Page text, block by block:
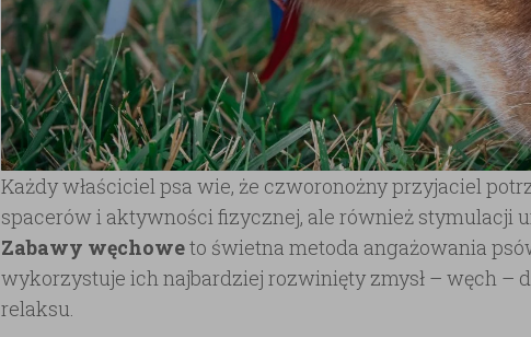
Każdy właściciel psa wie, że czworonożny przyjaciel
spacerów i aktywności fizycznej, ale również stymulacji
Zabawy węchoweto świetna metoda angażowania
wykorzystuje ich najbardziej rozwinięty zmysł – węch –
relaksu.